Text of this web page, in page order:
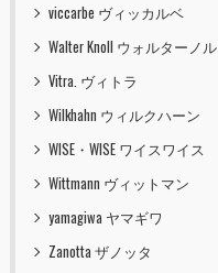
viccarbe ヴィッカルベ
Walter Knoll ウォルターノル
Vitra. ヴィトラ
Wilkhahn ウィルクハーン
WISE・WISE ワイスワイス
Wittmann ヴィットマン
yamagiwa ヤマギワ
Zanotta ザノッタ